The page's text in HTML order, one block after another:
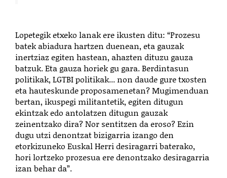
Lopetegik etxeko lanak ere ikusten ditu: “Prozesu
batek abiadura hartzen duenean, eta gauzak
inertziaz egiten hastean, ahazten dituzu gauza
batzuk. Eta gauza horiek gu gara. Berdintasun
politikak, LGTBI politikak... non daude gure txosten
eta hauteskunde proposamenetan? Mugimenduan
bertan, ikuspegi militantetik, egiten ditugun
ekintzak edo antolatzen ditugun gauzak
zeinentzako dira? Nor sentitzen da eroso? Ezin
dugu utzi denontzat bizigarria izango den
etorkizuneko Euskal Herri desiragarri baterako,
hori lortzeko prozesua ere denontzako desiragarria
izan behar da”.